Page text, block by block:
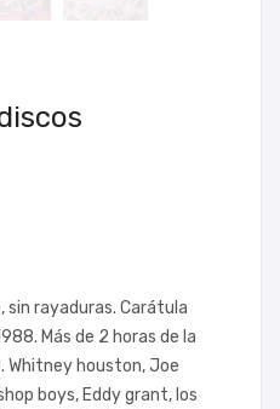
rayaduras. Carátula
Más de 2 horas de la
Whitney houston, Joe
boys, Eddy grant, los